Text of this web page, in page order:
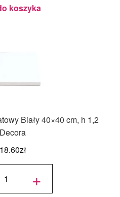
koszyka
Biały 40×40 cm, h 1,2
18.60zł
+